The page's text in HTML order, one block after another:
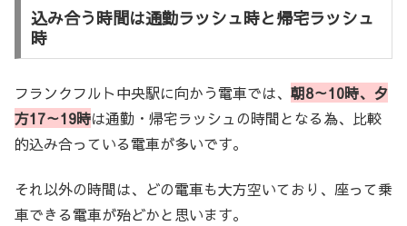
込み合う時間は通勤ラッシュ時と帰宅ラッシュ
時
フランクフルト中央駅に向かう電車では、 朝8～10時、夕
方17～19時は通勤・帰宅ラッシュの時間となる為、比較
的込み合っている電車が多いです。
それ以外の時間は、どの電車も大方空いており、座って乗
車できる電車が殆どかと思います。